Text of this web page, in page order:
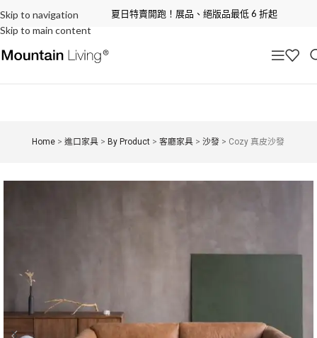
Skip to navigation
Skip to main content
夏日特賣開跑！展品、絕版品最低 6 折起
Home >進口家具 > By Product >客廳家具 >沙發 > Cozy 真皮沙發